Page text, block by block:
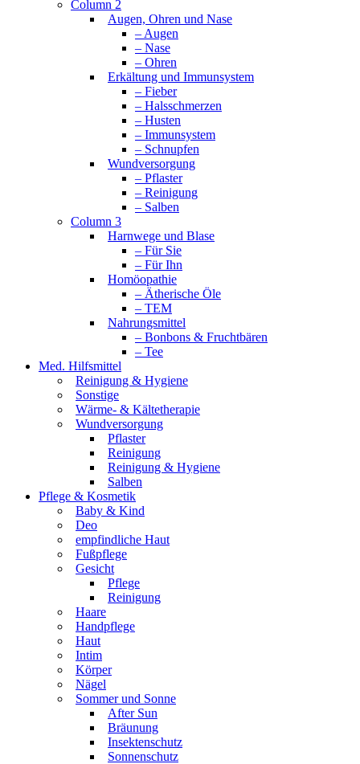
Column 2
Augen, Ohren und Nase
– Augen
– Nase
– Ohren
Erkältung und Immunsystem
– Fieber
– Halsschmerzen
– Husten
– Immunsystem
– Schnupfen
Wundversorgung
– Pflaster
– Reinigung
– Salben
Column 3
Harnwege und Blase
– Für Sie
– Für Ihn
Homöopathie
– Ätherische Öle
– TEM
Nahrungsmittel
– Bonbons & Fruchtbären
– Tee
Med. Hilfsmittel
Reinigung & Hygiene
Sonstige
Wärme- & Kältetherapie
Wundversorgung
Pflaster
Reinigung
Reinigung & Hygiene
Salben
Pflege & Kosmetik
Baby & Kind
Deo
empfindliche Haut
Fußpflege
Gesicht
Pflege
Reinigung
Haare
Handpflege
Haut
Intim
Körper
Nägel
Sommer und Sonne
After Sun
Bräunung
Insektenschutz
Sonnenschutz